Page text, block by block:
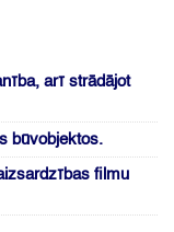
arī strādājot
būvobjektos.
filmu